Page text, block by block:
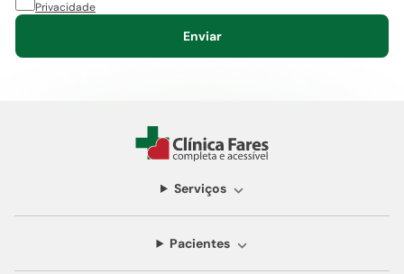
Privacidade
Enviar
Serviços
Pacientes